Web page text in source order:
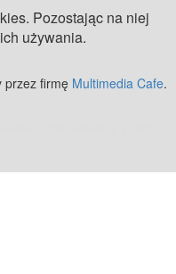
Pozostając na niej
używania.
przez firmę Multimedia Cafe.